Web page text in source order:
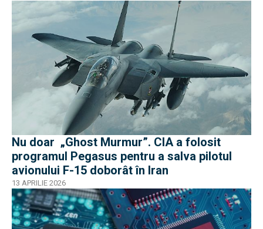
Nu doar „Ghost Murmur”. CIA a folosit
programul Pegasus pentru a salva pilotul
avionului F-15 doborât în Iran
13 APRILIE 2026